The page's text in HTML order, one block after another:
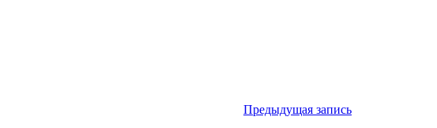
Предыдущая запись